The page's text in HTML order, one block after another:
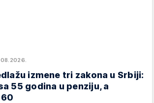
izmene tri zakona u Srbiji:
55 godina u penziju, a